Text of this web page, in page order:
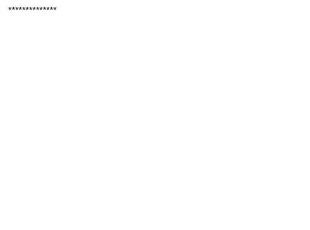
**************